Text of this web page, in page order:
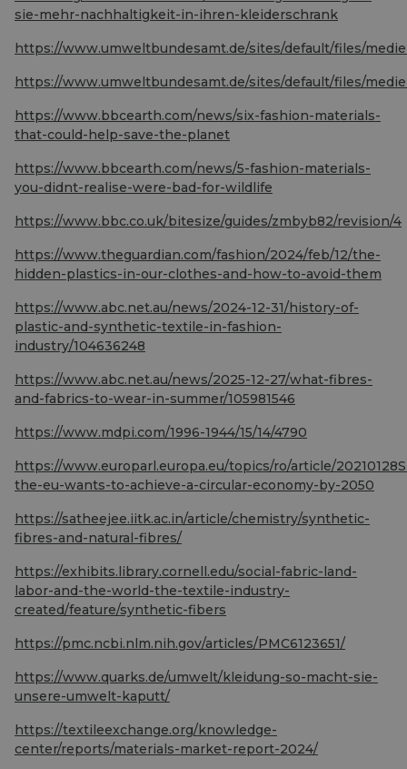
sie-mehr-nachhaltigkeit-in-ihren-kleiderschrank
https://www.umweltbundesamt.de/sites/default/files/
https://www.umweltbundesamt.de/sites/default/files/
https://www.bbcearth.com/news/six-fashion-materials-
that-could-help-save-the-planet
https://www.bbcearth.com/news/5-fashion-materials-
you-didnt-realise-were-bad-for-wildlife
https://www.bbc.co.uk/bitesize/guides/zmbyb82/revision/4
https://www.theguardian.com/fashion/2024/feb/12/the-
hidden-plastics-in-our-clothes-and-how-to-avoid-them
https://www.abc.net.au/news/2024-12-31/history-of-
plastic-and-synthetic-textile-in-fashion-
industry/104636248
https://www.abc.net.au/news/2025-12-27/what-fibres-
and-fabrics-to-wear-in-summer/105981546
https://www.mdpi.com/1996-1944/15/14/4790
https://www.europarl.europa.eu/topics/ro/article/
the-eu-wants-to-achieve-a-circular-economy-by-2050
https://satheejee.iitk.ac.in/article/chemistry/synthetic-
fibres-and-natural-fibres/
https://exhibits.library.cornell.edu/social-fabric-land-
labor-and-the-world-the-textile-industry-
created/feature/synthetic-fibers
https://pmc.ncbi.nlm.nih.gov/articles/PMC6123651/
https://www.quarks.de/umwelt/kleidung-so-macht-sie-
unsere-umwelt-kaputt/
https://textileexchange.org/knowledge-
center/reports/materials-market-report-2024/